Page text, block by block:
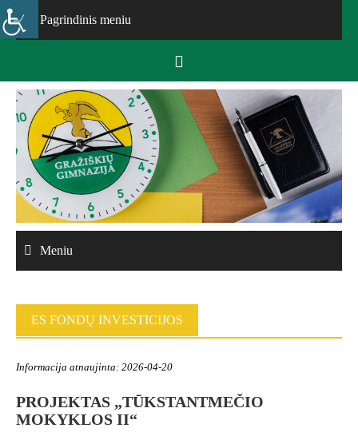
Skip
to
Pagrindinis meniu
Meniu
ES FONDŲ INVESTICIJOS
Informacija atnaujinta: 2026-04-20
PROJEKTAS „TŪKSTANTMEČIO
MOKYKLOS II“